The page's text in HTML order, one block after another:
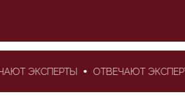
ЭКСПЕРТЫ ОТВЕЧАЮТ ЭКСПЕРТЫ